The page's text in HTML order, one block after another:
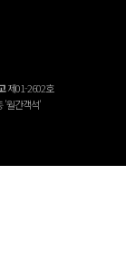
제01-2602호
'월간객석'